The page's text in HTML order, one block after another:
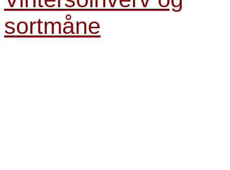
sortmåne